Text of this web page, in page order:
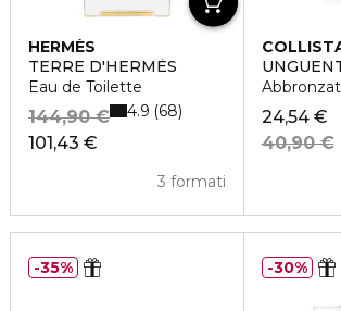
HERMÈS
TERRE D'HERMÈS
Eau de Toilette
101,43 €
144,90 €
3 formati
4.9 68
24,54 €
40,90 €
35% 30%